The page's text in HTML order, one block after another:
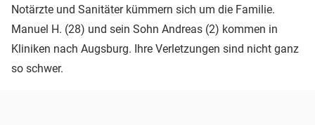
Notärzte und Sanitäter kümmern sich um die Familie.
Manuel H. (28) und sein Sohn Andreas (2) kommen in
Kliniken nach Augsburg. Ihre Verletzungen sind nicht ganz
so schwer.